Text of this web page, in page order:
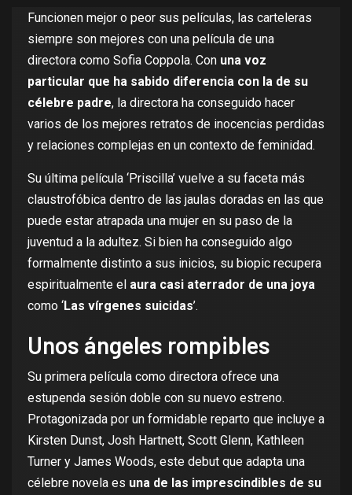
Funcionen mejor o peor sus películas, las carteleras
siempre son mejores con una película de una
directora como Sofia Coppola. Con una voz
particular que ha sabido diferencia con la de su
célebre padre, la directora ha conseguido hacer
varios de los mejores retratos de inocencias perdidas
y relaciones complejas en un contexto de feminidad.
Su última película ‘Priscilla’ vuelve a su faceta más
claustrofóbica dentro de las jaulas doradas en las que
puede estar atrapada una mujer en su paso de la
juventud a la adultez. Si bien ha conseguido algo
formalmente distinto a sus inicios, su biopic recupera
espiritualmente el aura casi aterrador de una joya
como ‘Las vírgenes suicidas’.
Unos ángeles rompibles
Su primera película como directora ofrece una
estupenda sesión doble con su nuevo estreno.
Protagonizada por un formidable reparto que incluye a
Kirsten Dunst, Josh Hartnett, Scott Glenn, Kathleen
Turner y James Woods, este debut que adapta una
célebre novela es una de las imprescindibles de su